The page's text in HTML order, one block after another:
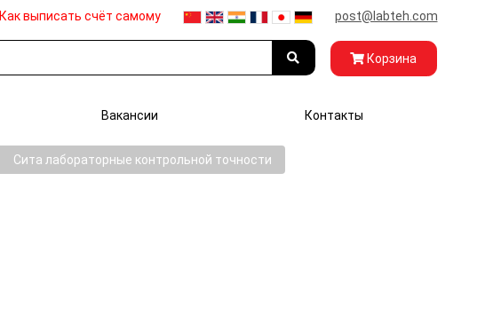
Как выписать счёт самому post@labteh.com
Корзина
Вакансии Контакты
Сита лабораторные контрольной точности